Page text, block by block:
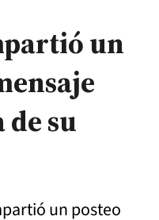
un
su
un posteo